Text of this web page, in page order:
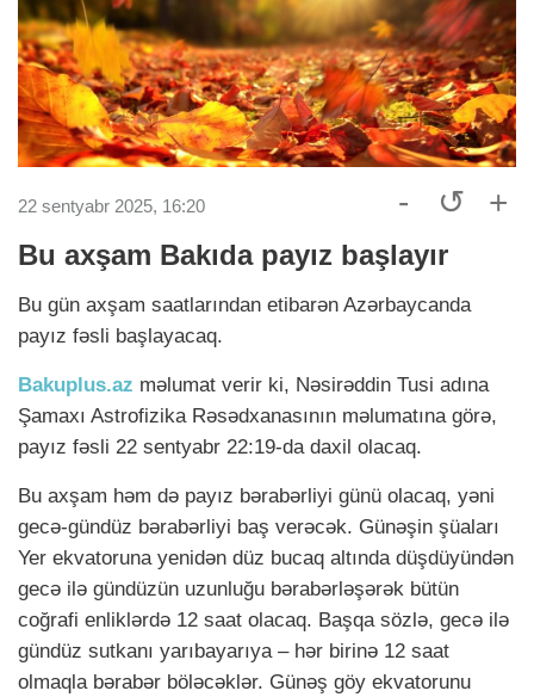
22 sentyabr 2025, 16:20 - ↺ +
Bu axşam Bakıda payız başlayır
Bu gün axşam saatlarından etibarən Azərbaycanda
payız fəsli başlayacaq.
Bakuplus.az məlumat verir ki, Nəsirəddin Tusi adına
Şamaxı Astrofizika Rəsədxanasının məlumatına görə,
payız fəsli 22 sentyabr 22:19-da daxil olacaq.
Bu axşam həm də payız bərabərliyi günü olacaq, yəni
gecə-gündüz bərabərliyi baş verəcək. Günəşin şüaları
Yer ekvatoruna yenidən düz bucaq altında düşdüyündən
gecə ilə gündüzün uzunluğu bərabərləşərək bütün
coğrafi enliklərdə 12 saat olacaq. Başqa sözlə, gecə ilə
gündüz sutkanı yarıbayarıya – hər birinə 12 saat
olmaqla bərabər böləcəklər. Günəş göy ekvatorunu